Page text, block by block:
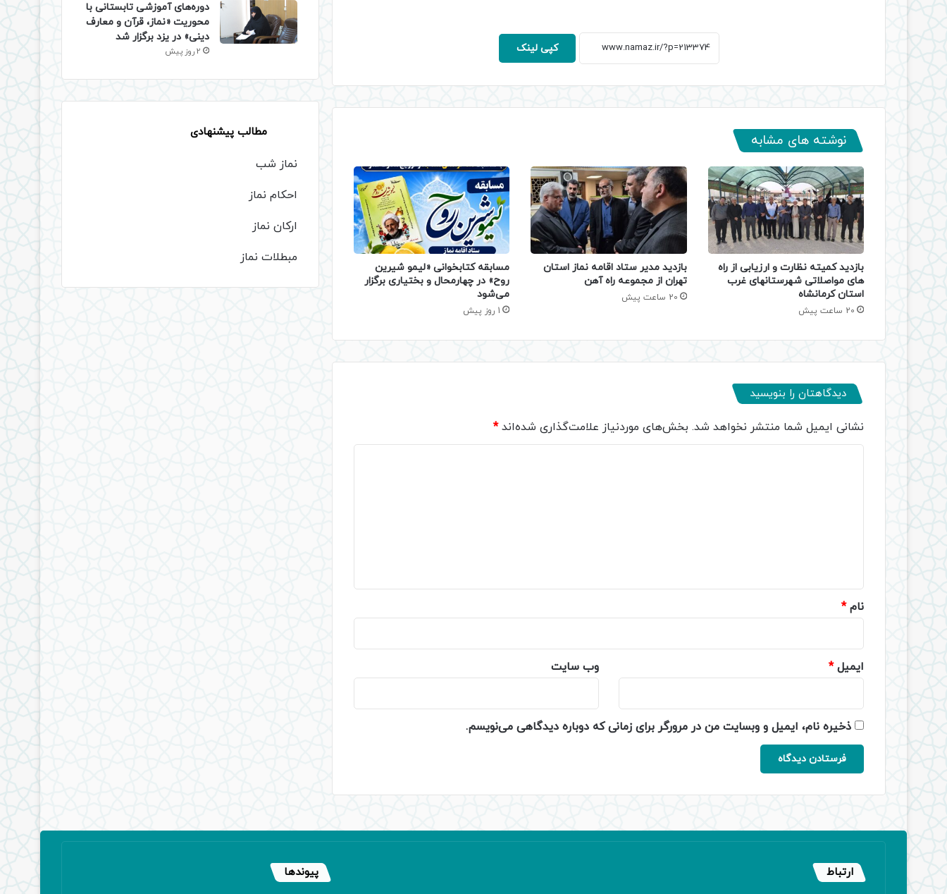
کپی لینک
نوشته های مشابه
بازدید کمیته نظارت و ارزیابی از راه
های مواصلاتی شهرستانهای غرب
استان کرمانشاه
20 ساعت پیش
بازدید مدیر ستاد اقامه نماز استان
تهران از مجموعه راه آهن
20 ساعت پیش
مسابقه کتابخوانی «لیمو شیرین
روح» در چهارمحال و بختیاری برگزار
می‌شود
1 روز پیش
دیدگاهتان را بنویسید
نشانی ایمیل شما منتشر نخواهد شد. بخش‌های موردنیاز علامت‌گذاری شده‌اند*
نام*
ایمیل* وب‌ سایت
ذخیره نام، ایمیل و وبسایت من در مرورگر برای زمانی که دوباره دیدگاهی می‌نویسم.
دوره‌های آموزشی تابستانی با
محوریت «نماز، قرآن و معارف
دینی» در یزد برگزار شد
2 روز پیش
مطالب پیشنهادی
نماز شب
احکام نماز
ارکان نماز
مبطلات نماز
ارتباط پیوندها